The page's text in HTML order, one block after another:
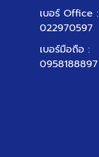
เบอร์ Office :
022970597
เบอร์มือถือ :
0958188897